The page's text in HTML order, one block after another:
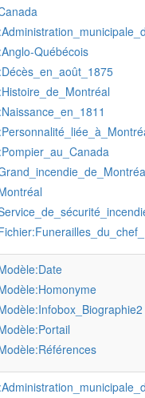
:Anglo-Québécois
:Décès_en_août_1875
:Histoire_de_Montréal
:Naissance_en_1811
:Pompier_au_Canada